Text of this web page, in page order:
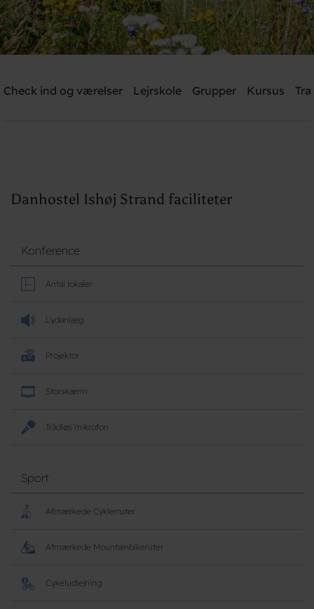
Brug for hjælp? Ring +45 4353 5015
Check ind og værelser Lejrskole Grupper Kursus
Danhostel Ishøj Strand faciliteter
Konference
Antal lokaler
Lydanlæg
Projektor
Storskærm
Trådløs mikrofon
Sport
Afmærkede Cyklerruter
Afmærkede Mountainbikeruter
Cykeludlejning